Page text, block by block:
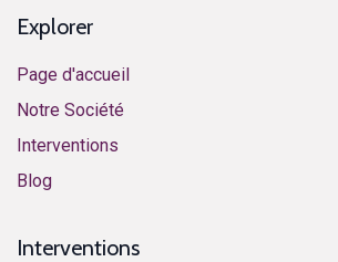
Explorer
Page d'accueil
Notre Société
Interventions
​Blog​
Interventions